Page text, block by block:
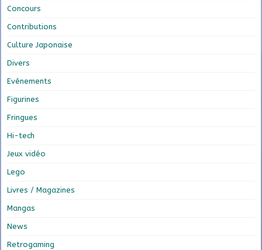
Concours
Contributions
Culture Japonaise
Divers
Evénements
Figurines
Fringues
Hi-tech
Jeux vidéo
Lego
Livres / Magazines
Mangas
News
Retrogaming